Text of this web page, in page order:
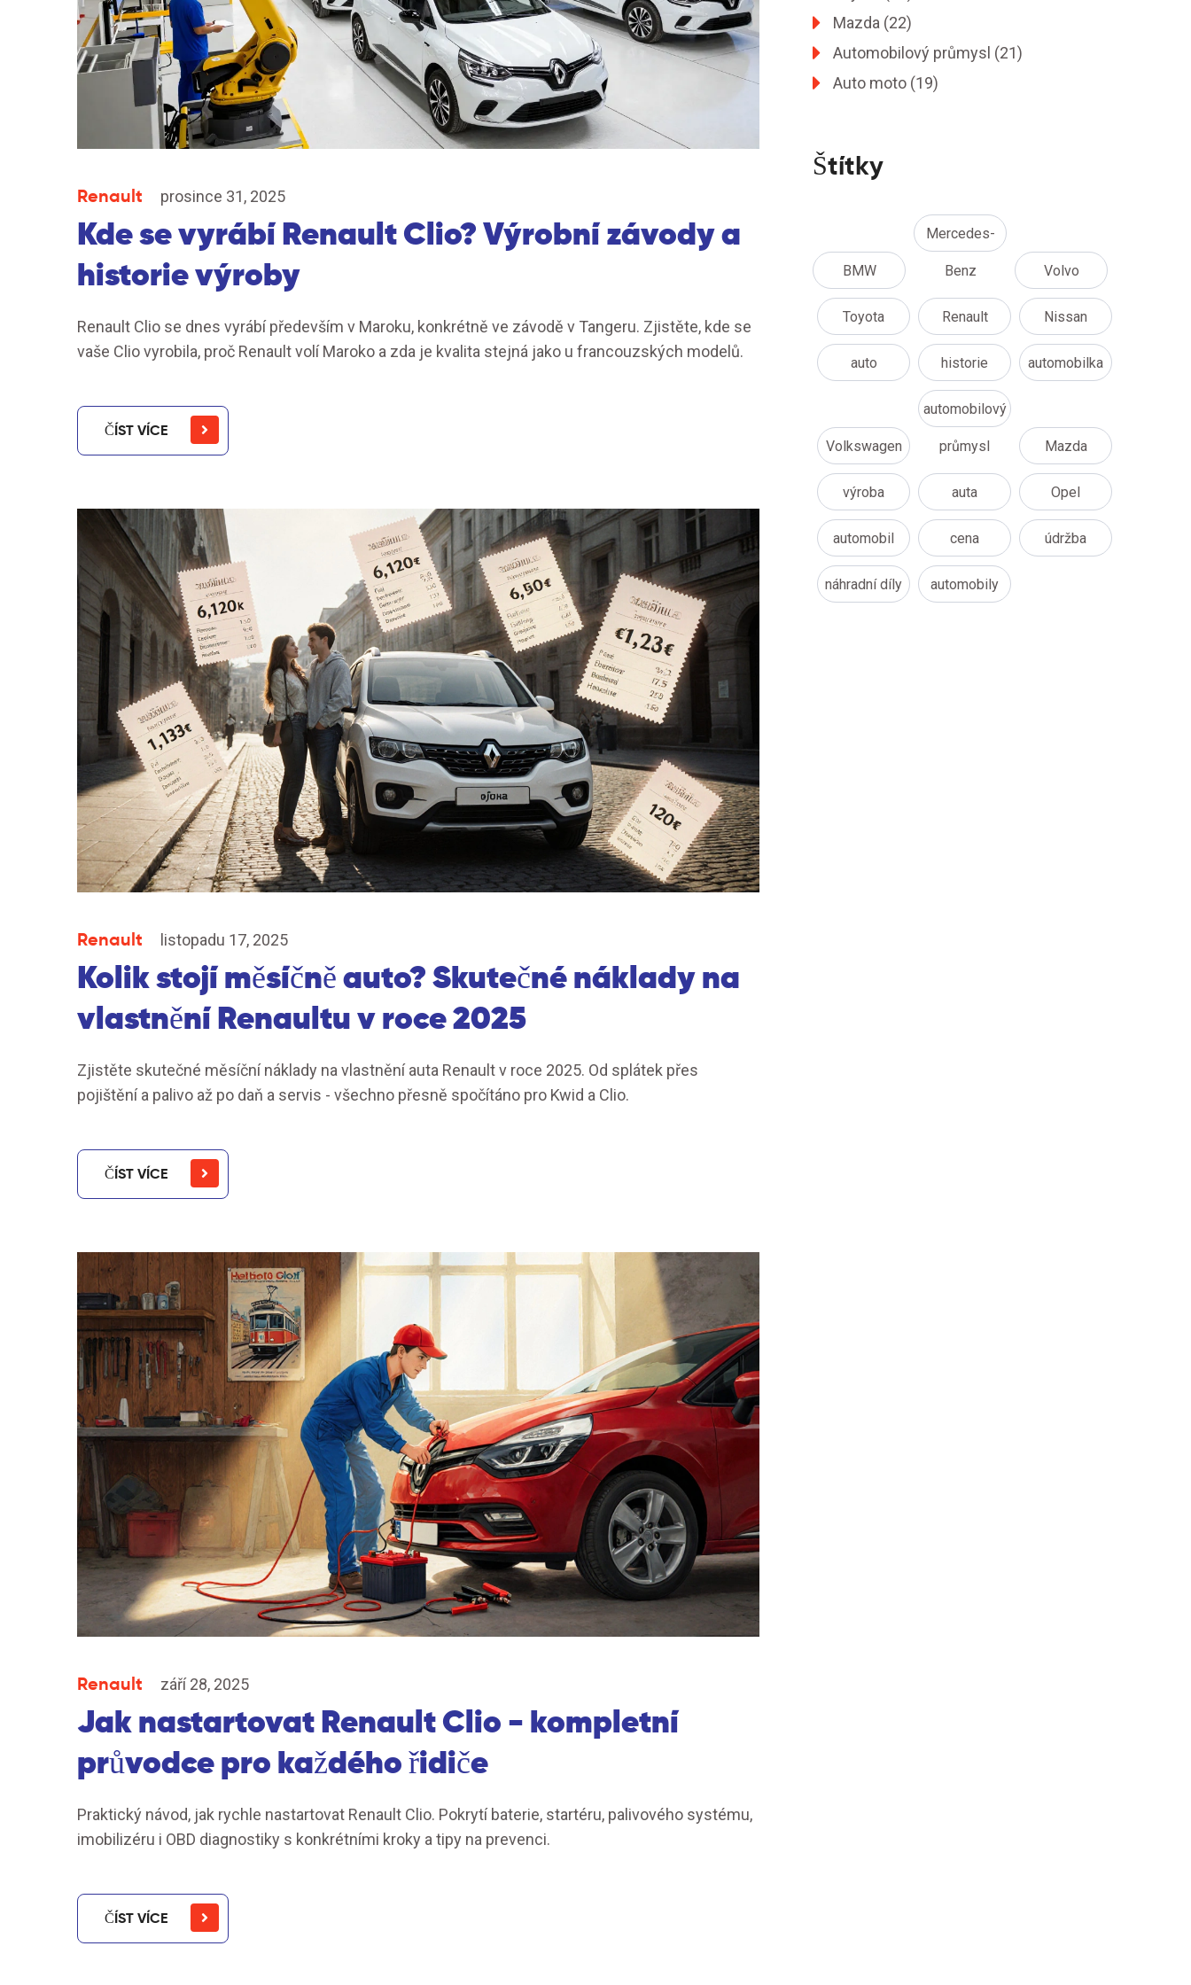
Renault prosince 31, 2025
Kde se vyrábí Renault Clio? Výrobní závody a
historie výroby
Renault Clio se dnes vyrábí především v Maroku, konkrétně ve závodě v Tangeru. Zjistěte, kde se
vaše Clio vyrobila, proč Renault volí Maroko a zda je kvalita stejná jako u francouzských modelů.
ČÍST VÍCE
Renault listopadu 17, 2025
Kolik stojí měsíčně auto? Skutečné náklady na
vlastnění Renaultu v roce 2025
Zjistěte skutečné měsíční náklady na vlastnění auta Renault v roce 2025. Od splátek přes
pojištění a palivo až po daň a servis - všechno přesně spočítáno pro Kwid a Clio.
ČÍST VÍCE
Renault září 28, 2025
Jak nastartovat Renault Clio - kompletní
průvodce pro každého řidiče
Praktický návod, jak rychle nastartovat Renault Clio. Pokrytí baterie, startéru, palivového systému,
imobilizéru i OBD diagnostiky s konkrétními kroky a tipy na prevenci.
ČÍST VÍCE
Mazda (22)
Automobilový průmysl (21)
Auto moto (19)
Štítky
BMW
Mercedes-
Benz Volvo
Toyota Renault Nissan
auto historie automobilka
Volkswagen
automobilový
průmysl Mazda
výroba auta Opel
automobil cena údržba
náhradní díly automobily